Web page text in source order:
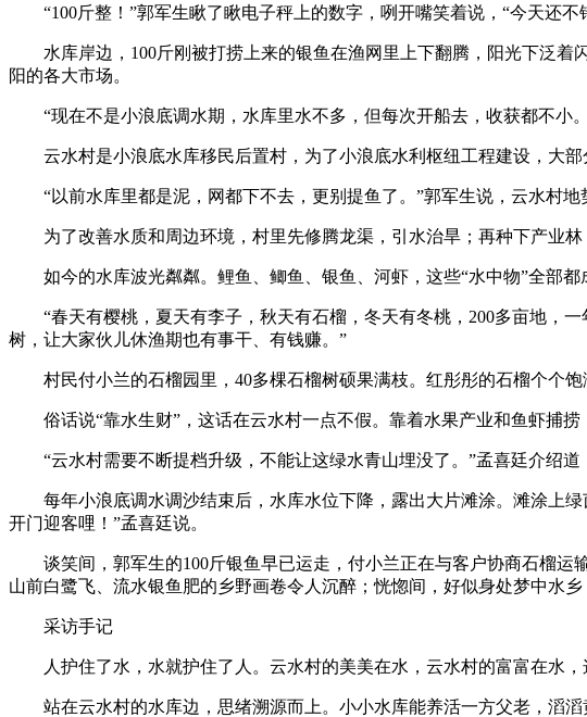
“100斤整！”郭军生瞅了瞅电子秤上的数字，咧开嘴笑着说，“今天还不
水库岸边，100斤刚被打捞上来的银鱼在渔网里上下翻腾，阳光下泛着
阳的各大市场。
“现在不是小浪底调水期，水库里水不多，但每次开船去，收获都不小。
云水村是小浪底水库移民后置村，为了小浪底水利枢纽工程建设，大部
“以前水库里都是泥，网都下不去，更别提鱼了。”郭军生说，云水村地
为了改善水质和周边环境，村里先修腾龙渠，引水治旱；再种下产业林
如今的水库波光粼粼。鲤鱼、鲫鱼、银鱼、河虾，这些“水中物”全部都
“春天有樱桃，夏天有李子，秋天有石榴，冬天有冬桃，200多亩地，一
树，让大家伙儿休渔期也有事干、有钱赚。”
村民付小兰的石榴园里，40多棵石榴树硕果满枝。红彤彤的石榴个个饱
俗话说“靠水生财”，这话在云水村一点不假。靠着水果产业和鱼虾捕捞
“云水村需要不断提档升级，不能让这绿水青山埋没了。”孟喜廷介绍道
每年小浪底调水调沙结束后，水库水位下降，露出大片滩涂。滩涂上绿
开门迎客哩！”孟喜廷说。
谈笑间，郭军生的100斤银鱼早已运走，付小兰正在与客户协商石榴运
山前白鹭飞、流水银鱼肥的乡野画卷令人沉醉；恍惚间，好似身处梦中水
采访手记
人护住了水，水就护住了人。云水村的美美在水，云水村的富富在水，
站在云水村的水库边，思绪溯源而上。小小水库能养活一方父老，滔滔